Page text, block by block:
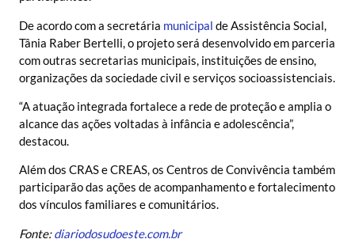
De acordo com a secretária municipal de Assistência Social,
Tânia Raber Bertelli, o projeto será desenvolvido em parceria
com outras secretarias municipais, instituições de ensino,
organizações da sociedade civil e serviços socioassistenciais.
“A atuação integrada fortalece a rede de proteção e amplia o
alcance das ações voltadas à infância e adolescência”,
destacou.
Além dos CRAS e CREAS, os Centros de Convivência também
participarão das ações de acompanhamento e fortalecimento
dos vínculos familiares e comunitários.
Fonte:diariodosudoeste.com.br